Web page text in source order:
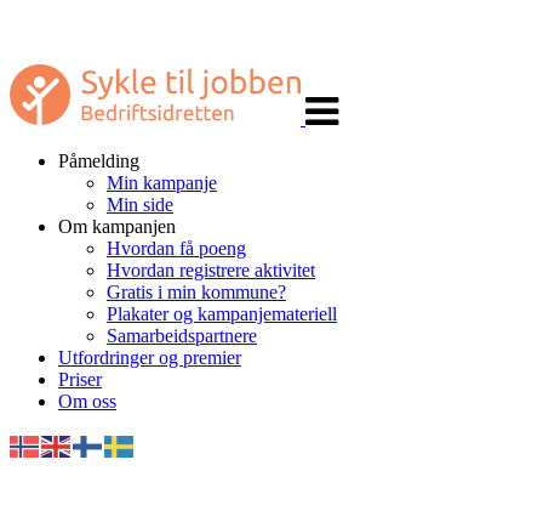
navigasjon
Påmelding
Min kampanje
Min side
Om kampanjen
Hvordan få poeng
Hvordan registrere aktivitet
Gratis i min kommune?
Plakater og kampanjemateriell
Samarbeidspartnere
Utfordringer og premier
Priser
Om oss